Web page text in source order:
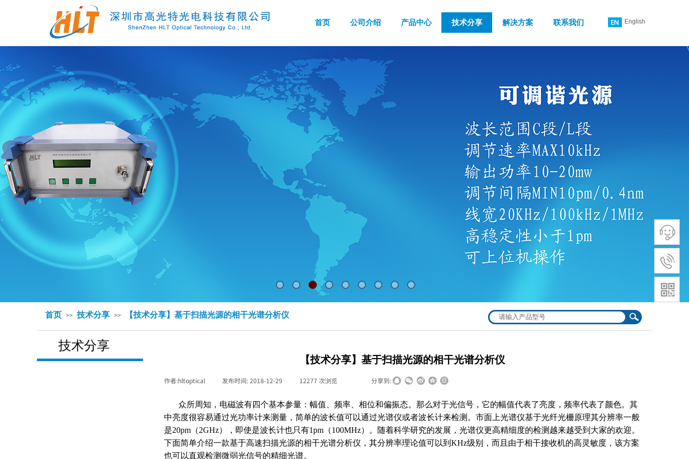
首页 公司介绍 产品中心 技术分享 解决方案 联系我们 English
首页 >> 技术分享 >> 【技术分享】基于扫描光源的相干光谱分析仪
技术分享
【技术分享】基于扫描光源的相干光谱分析仪
作者:hltoptical 发布时间:2018-12-29 12277 次浏览 分享到:
众所周知，电磁波有四个基本参量：幅值、频率、相位和偏振态。那么对于光信号，它的幅值代表了亮度，频率代表了颜色。其
中亮度很容易通过光功率计来测量，简单的波长值可以通过光谱仪或者波长计来检测。市面上光谱仪基于光纤光栅原理其分辨率一般
是20pm （2GHz），即使是波长计也只有1pm （100MHz）。随着科学研究的发展，光谱仪更高精细度的检测越来越受到大家的欢迎。
下面简单介绍一款基于高速扫描光源的相干光谱分析仪，其分辨率理论值可以到 KHz级别，而且由于相干接收机的高灵敏度，该方案
也可以直观检测微弱光信号的精细光谱。